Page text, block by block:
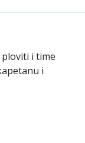
i time
i